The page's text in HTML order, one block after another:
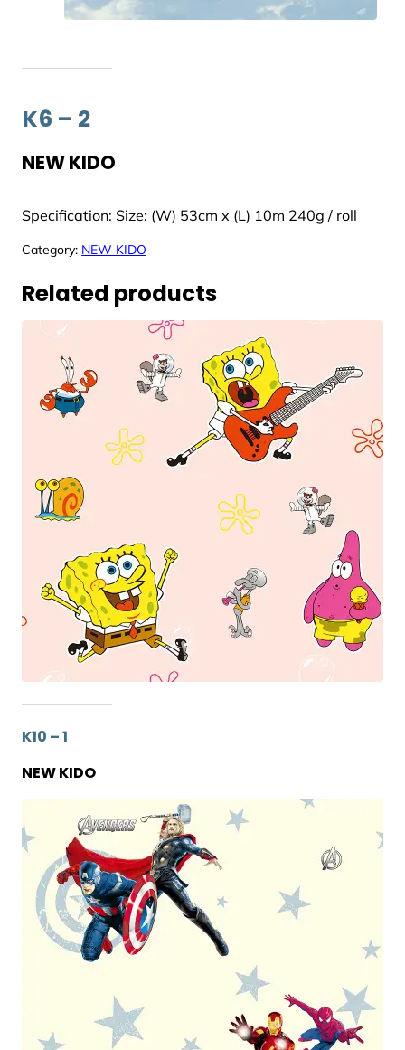
K6 – 2
NEW KIDO
Specification: Size: (W) 53cm x (L) 10m 240g / roll
Category: NEW KIDO
Related products
K10 – 1
NEW KIDO